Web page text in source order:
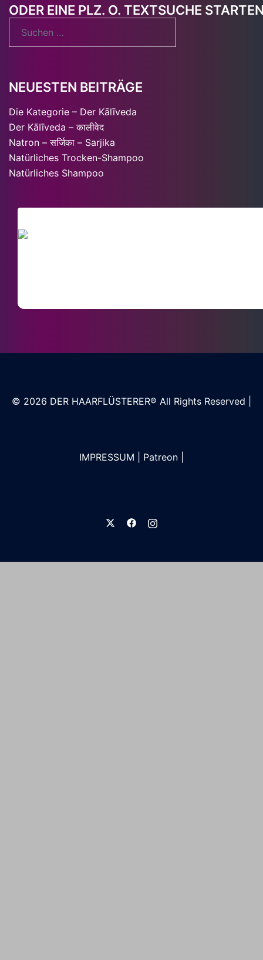
ODER EINE PLZ. O. TEXTSUCHE
NEUESTEN BEITRÄGE
Die Kategorie – Der Kālīveda
Der KāIīveda – कालीवेद
Natron – सर्जिका – Sarjika
Natürliches Trocken-Shampoo
Natürliches Shampoo
© 2026 DER HAARFLÜSTERER® All Rights Reserved |
IMPRESSUM Patreon